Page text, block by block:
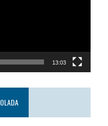
13:03